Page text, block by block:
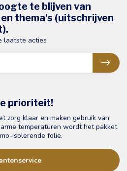
prioriteit!
zorg klaar en maken gebruik van
temperaturen wordt het pakket
isolerende folie.
te blijven van
thema's (uitschrijven
laatste acties